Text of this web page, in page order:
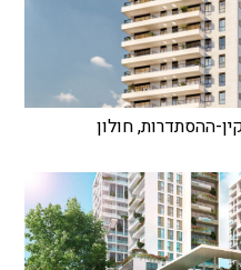
ההסתדרות, חולון